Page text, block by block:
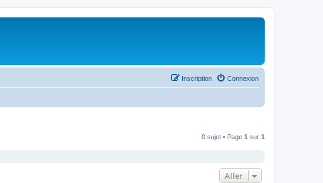
Connexion
Inscription
0 sujet • Page 1 sur 1
Aller